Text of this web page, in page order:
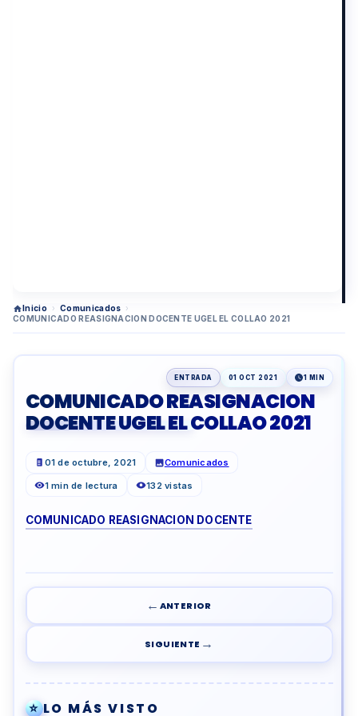
Inicio › Comunicados ›
COMUNICADO REASIGNACION DOCENTE UGEL EL COLLAO 2021
ENTRADA 01 OCT 2021 1 MIN
COMUNICADO REASIGNACION
DOCENTE UGEL EL COLLAO 2021
01 de octubre, 2021 Comunicados
1 min de lectura 132 vistas
COMUNICADO REASIGNACION DOCENTE
← ANTERIOR
SIGUIENTE →
⭐LO MÁS VISTO